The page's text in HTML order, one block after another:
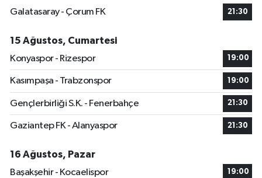
Galatasaray - Çorum FK
21:30
15 Ağustos, Cumartesi
Konyaspor - Rizespor
19:00
Kasımpaşa - Trabzonspor 19:00
Gençlerbirliği S.K. - Fenerbahçe 21:30
Gaziantep FK - Alanyaspor 21:30
16 Ağustos, Pazar
Başakşehir - Kocaelispor
19:00